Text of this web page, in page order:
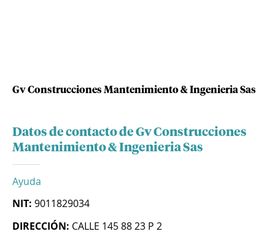
Gv Construcciones Mantenimiento & Ingenieria Sas
Datos de contacto de Gv Construcciones
Mantenimiento & Ingenieria Sas
Ayuda
NIT: 9011829034
DIRECCIÓN: CALLE 145 88 23 P 2